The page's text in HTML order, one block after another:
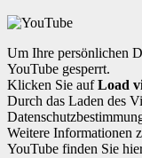
Um Ihre persönlichen
YouTube gesperrt.
Klicken Sie aufLoad
Durch das Laden des
Weitere Informationen
YouTube finden Sie